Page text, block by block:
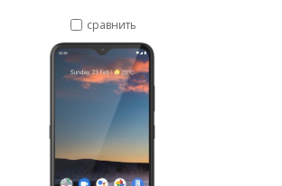
сравнить